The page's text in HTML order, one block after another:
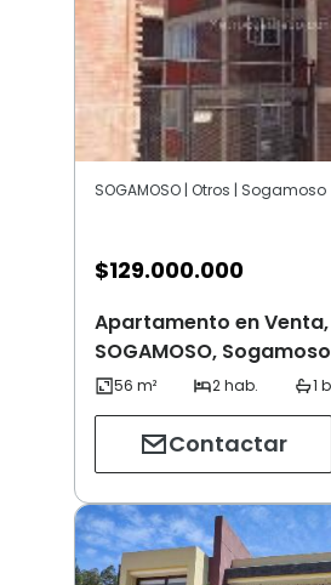
SOGAMOSO | Otros | Sogamoso
$129.000.000
Apartamento en Venta,
SOGAMOSO, Sogamoso
Contactar